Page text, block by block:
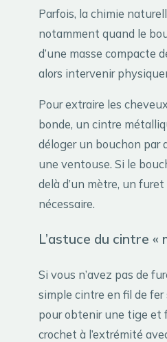
Parfois, la chimie
notamment quand le
d’une masse compacte
alors intervenir
Pour extraire les
bonde, un cintre
déloger un bouchon par
une ventouse. Si le
delà d’un mètre, un
nécessaire.
L’astuce du cintre «
Si vous n’avez pas de
simple cintre en fil de
pour obtenir une tige et
crochet à l’extrémité